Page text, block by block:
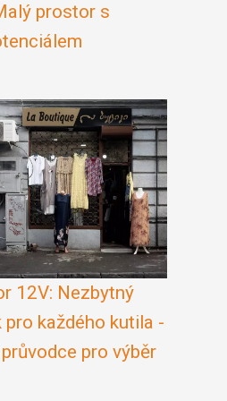
prostor s
12V: Nezbytný
každého kutila -
pro výběr